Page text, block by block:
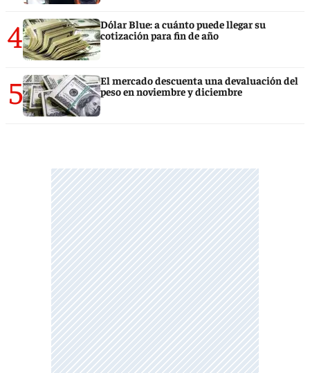
4
Dólar Blue: a cuánto puede llegar su
cotización para fin de año
5
El mercado descuenta una devaluación del
peso en noviembre y diciembre